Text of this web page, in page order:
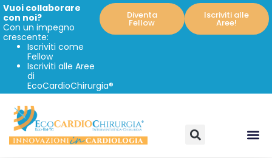
Vuoi collaborare
con noi?
Con un impegno
crescente:
Iscriviti come
Fellow
Iscriviti alle Aree
di
EcoCardioChirurgia®
Diventa
Fellow
Iscriviti alle
Aree!